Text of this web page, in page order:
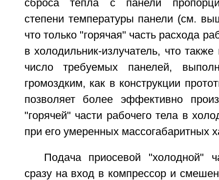
сброса тепла с панели
степени температуры панели (см.
что только "горячая" часть расхода
в холодильник-излучатель, что также
число требуемых панелей,
громоздким, как в конструкции
позволяет более эффективно
"горячей" части рабочего тела в
при его умеренных массогабаритных
Подача приосевой "холодной"
сразу на вход в компрессор и